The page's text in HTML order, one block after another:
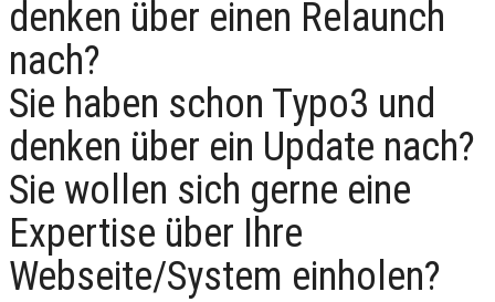
denken über einen Relaunch
nach?
Sie haben schon Typo3 und
denken über ein Update nach?
Sie wollen sich gerne eine
Expertise über Ihre
Webseite/System einholen?